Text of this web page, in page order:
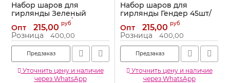
Набор шаров для
гирлянды Зеленый
стильный 45шт/уп
6233271
Артикул: 6233271
Опт 215,00 руб
Розница 400,00
Предзаказ
Уточнить цену и наличие
через WhatsApp
Набор шаров для
гирлянды Гендер 45шт/
Артикул: 6233268
Опт 215,00 руб
Розница 400,00
Предзаказ
Уточнить цену и наличие
через WhatsApp